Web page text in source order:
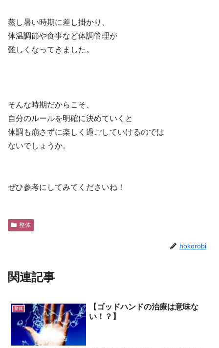
蒸し暑い時期に差し掛かり、
体温調節や食事など体調管理が
難しくなってきました。
そんな時期だからこそ、
自分のルールを明確に決めていくと
体調も崩さずに楽しく過ごしていけるのでは
ないでしょうか。
ぜひ参考にしてみてくださいね！
整体
hokorobi
関連記事
整体
【ゴッドハンドの治療は意味な
い！？】